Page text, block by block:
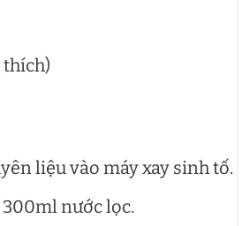
thích)
liệu vào máy xay sinh tố.
nước lọc.